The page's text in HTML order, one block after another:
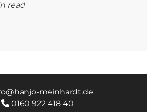
read
meinhardt.de
0160 922 418 40